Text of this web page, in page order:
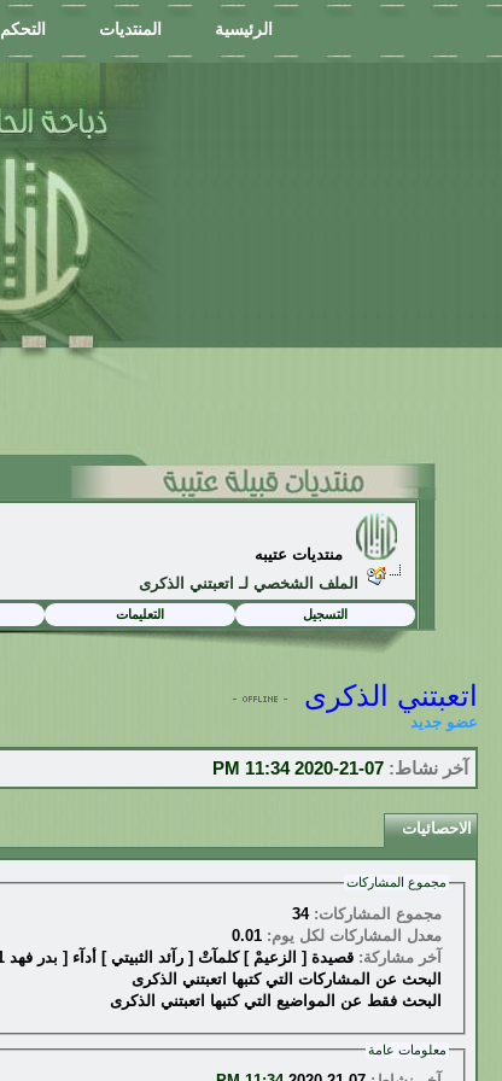
الرئيسية المنتديات التحكم
منتديات عتيبه
الملف الشخصي لـ اتعبتني الذكرى
التسجيل التعليمات
اتعبتني الذكرى
عضو جديد
آخر نشاط: 11:34 PM
الاحصائيات
مجموع المشاركات
مجموع المشاركات: 34
معدل المشاركات لكل يوم:
آخر مشاركة: قصيدة [ الزعيمْ ] كلمآتْ [ رآئد الثبيتي ] أدآء [ بدر فهد
البحث عن المشاركات التي كتبها اتعبتني الذكرى
البحث فقط عن المواضيع التي كتبها اتعبتني الذكرى
معلومات عامة